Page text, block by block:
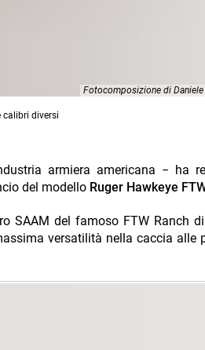
Fotocomposizione di
calibri diversi
armiera americana − ha
del modello Ruger Hawkeye
SAAM del famoso FTW Ranch